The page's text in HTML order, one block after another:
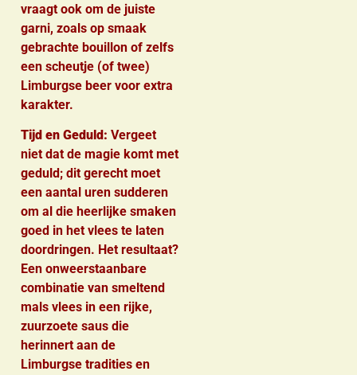
vraagt ook om de juiste
garni, zoals op smaak
gebrachte bouillon of zelfs
een scheutje (of twee)
Limburgse beer voor extra
karakter.
Tijd en Geduld: Vergeet
niet dat de magie komt met
geduld; dit gerecht moet
een aantal uren sudderen
om al die heerlijke smaken
goed in het vlees te laten
doordringen. Het resultaat?
Een onweerstaanbare
combinatie van smeltend
mals vlees in een rijke,
zuurzoete saus die
herinnert aan de
Limburgse tradities en